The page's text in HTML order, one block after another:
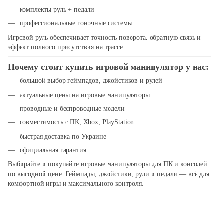
комплекты руль + педали
профессиональные гоночные системы
Игровой руль обеспечивает точность поворота, обратную связь и
эффект полного присутствия на трассе.
Почему стоит купить игровой манипулятор у нас:
большой выбор геймпадов, джойстиков и рулей
актуальные цены на игровые манипуляторы
проводные и беспроводные модели
совместимость с ПК, Xbox, PlayStation
быстрая доставка по Украине
официальная гарантия
Выбирайте и покупайте игровые манипуляторы для ПК и консолей
по выгодной цене. Геймпады, джойстики, рули и педали — всё для
комфортной игры и максимального контроля.